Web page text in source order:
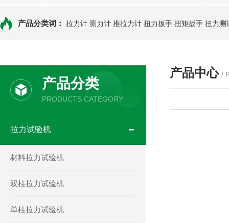
产品分类词： 拉力计 测力计 推拉力计 扭力扳手 扭矩扳手 扭力测
产品分类
PRODUCTS CATEGORY
拉力试验机
材料拉力试验机
双柱拉力试验机
单柱拉力试验机
产品中心 /